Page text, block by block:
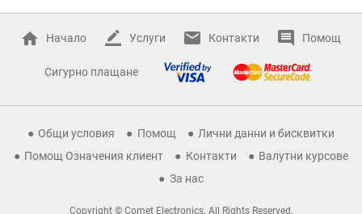
Начало Услуги Контакти Помощ
Сигурно плащане
Общи условия Помощ
Лични данни и бисквитки
Помощ Означения клиент
Контакти
Валутни курсове
За нас
Copyright © Comet Electronics. All Rights Reserved.